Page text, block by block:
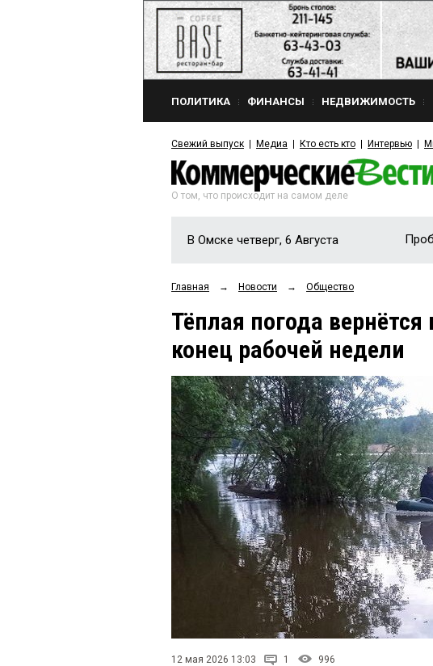
ПОЛИТИКА ФИНАНСЫ НЕДВИЖИМОСТЬ
Свежий выпуск Медиа Кто есть кто Интервью
О том, что происходит на самом деле
В Омске четверг, 6 Августа
Главная → Новости → Общество
Тёплая погода
конец рабочей недели
12 мая 2026 13:03 1 996